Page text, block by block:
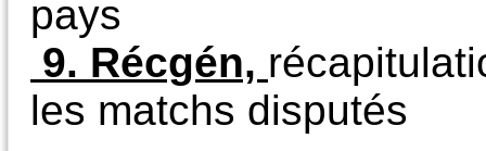
pays
9. Récgén,
les matchs disputés